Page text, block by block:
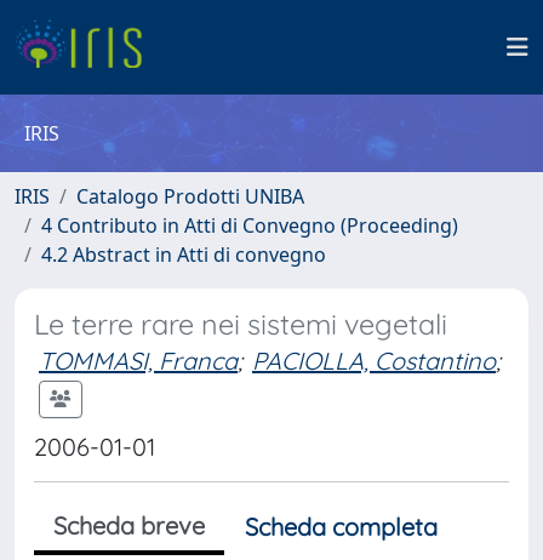
IRIS
IRIS
Catalogo Prodotti UNIBA
4 Contributo in Atti di Convegno (Proceeding)
4.2 Abstract in Atti di convegno
Le terre rare nei sistemi vegetali
TOMMASI, Franca; PACIOLLA, Costantino;
2006-01-01
Scheda breve
Scheda completa